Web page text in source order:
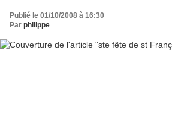
Publié le 01/10/2008 à 16:30
Par philippe